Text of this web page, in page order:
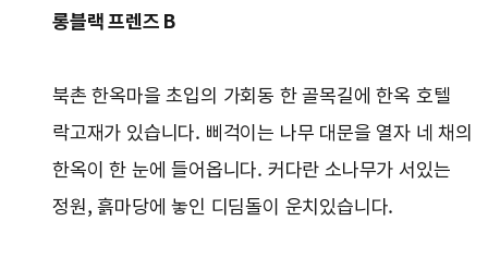
롱블랙 프렌즈 B
북촌 한옥마을 초입의 가회동 한 골목길에 한옥 호텔
락고재가 있습니다. 삐걱이는 나무 대문을 열자 네 채의
한옥이 한 눈에 들어옵니다. 커다란 소나무가 서있는
정원, 흙마당에 놓인 디딤돌이 운치있습니다.